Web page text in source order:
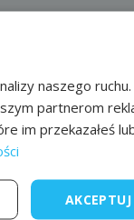
psychiczne,
ale także
o siebie, a nie
wpis
naszego
partnerom
im przekazałeś